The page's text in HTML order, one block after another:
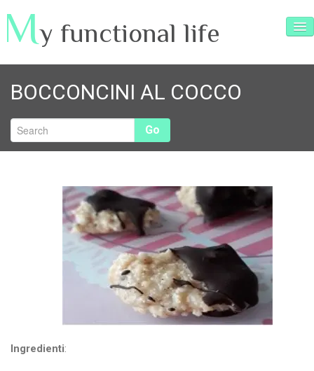
My functional life
SERVIZI
ARTICOLI
RICETTE
TESTIMONIANZE
VIDEO e FOTO
CONTATTI
BOCCONCINI AL COCCO
Go
Ingredienti: